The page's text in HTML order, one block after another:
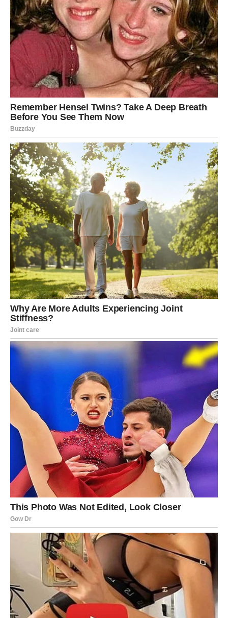
Kako Devica saznaje da je u trouglu?
Devica saznaje kroz obrasce. Ona primećuje:
nelogičnosti u pričama
promene u ponašanju
“rupa” u vremenu
previše odbrane kada postavi pitanje
previše nervoze, previše agresije ili izbegavanja
I onda dolazi momenat kada Devica dobije potvrdu:
poruka, priznanje, trag na društvenim mrežama, nečiji
komentar, slučajno otkrivena istina. I Devica shvata:
nisam ja luda — ja sam tačna.
Šta Devica oseća?
Devica u sebi reaguje vrlo snažno, ali spolja često ostaje
mirna. Unutra se dešava:
bes koji se pretvara u hladnoću
razočaranje u svoju procenu
preispitivanje svake reči iz prošlosti
nagla potreba da sve “zatvori” i preseče
Devica neće praviti scene koliko će praviti zaključke. A
zaključak u trouglu je uvek isti:
ako me nisi izabrao jasno
— izabrao si da me izgubiš.
Zašto Devica mora da prekine vezu?
Zato što Devica, kada jednom izgubi poverenje, više
nikada ne može biti ista. Ona može pokušati, ali će svaka
sitnica postati okidač. A veza bez poverenja je kazna.
Devica je znak koji zaslužuje stabilnost i poštovanje. U
trouglu dobija suprotno: nesigurnost i sumnju.